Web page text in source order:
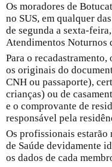
Os moradores de
no SUS, em qualquer
de segunda a sexta-
Atendimentos Noturnos
Para o recadastramento,
os originais do
CNH ou passaporte),
crianças) ou de
e o comprovante de
responsável pela
Os profissionais estarão
de Saúde devidamente
os dados de cada